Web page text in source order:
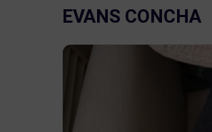
EVANS CONCHA